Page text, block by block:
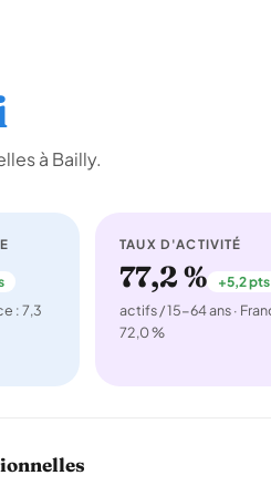
à Bailly.
: 7,3
TAUX D'ACTIVITÉ
77,2 % +5,2 pts
actifs / 15-64 ans ·
72,0 %